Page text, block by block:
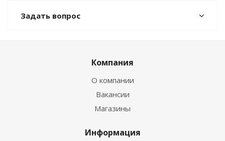
Задать вопрос
Компания
О компании
Вакансии
Магазины
Информация